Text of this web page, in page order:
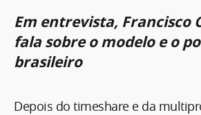
Em entrevista, Francisco
fala sobre o modelo e o
brasileiro
Depois do timeshare e da